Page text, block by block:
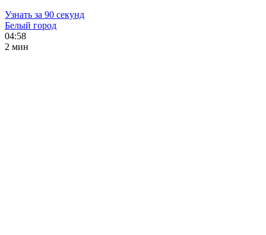
Узнать за 90 секунд
Белый город
04:58
2 мин